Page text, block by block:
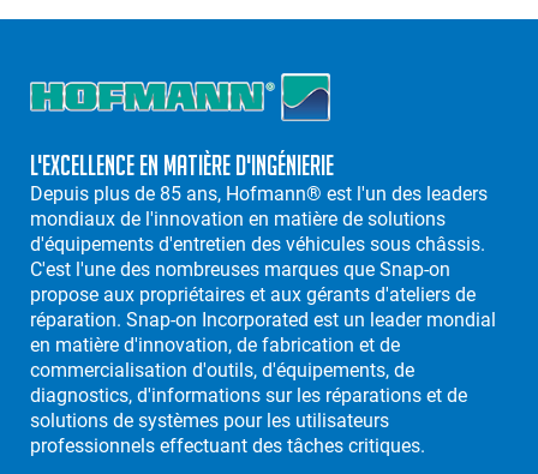
L'excellence en matière d'ingénierie
Depuis plus de 85 ans, Hofmann® est l'un des leaders
mondiaux de l'innovation en matière de solutions
d'équipements d'entretien des véhicules sous châssis.
C'est l'une des nombreuses marques que Snap-on
propose aux propriétaires et aux gérants d'ateliers de
réparation. Snap-on Incorporated est un leader mondial
en matière d'innovation, de fabrication et de
commercialisation d'outils, d'équipements, de
diagnostics, d'informations sur les réparations et de
solutions de systèmes pour les utilisateurs
professionnels effectuant des tâches critiques.